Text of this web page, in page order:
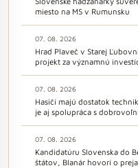
miesto na MS v Rumunsku
07. 08. 2026
Hrad Plaveč v Starej
projekt za významnú
07. 08. 2026
Hasiči majú dostatok
je aj spolupráca s
07. 08. 2026
Kandidatúru Slovenska do
štátov, Blanár hovorí o